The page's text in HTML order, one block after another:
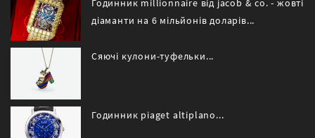
Годинник millionnaire від jacob & co. - жовті
діаманти на 6 мільйонів доларів...
Сяючі кулони-туфельки...
Годинник piaget altiplano...